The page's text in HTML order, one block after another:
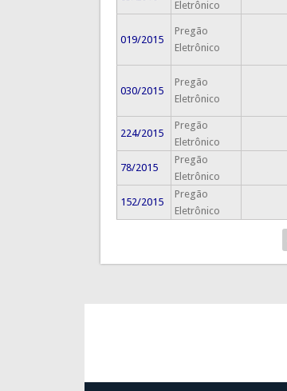
Eletrônico
019/2015
Pregão
Eletrônico
030/2015
Pregão
Eletrônico
224/2015
Pregão
Eletrônico
78/2015
Pregão
Eletrônico
152/2015
Pregão
Eletrônico